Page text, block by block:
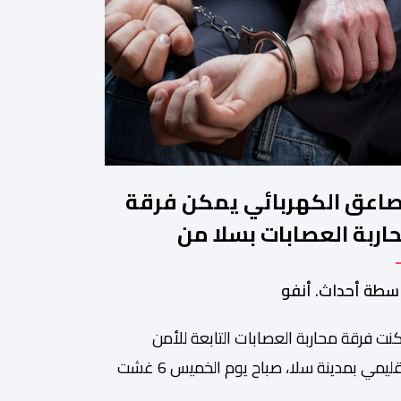
الكهربائي يمكن فرقة
العصابات بسلا من
شخص هائج وخطر
أحداث. أنفو
فرقة محاربة العصابات التابعة للأمن
الإقليمي بمدينة سلا، صباح يوم الخميس 6 غشت